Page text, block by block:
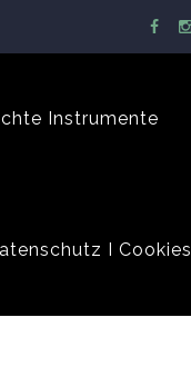
Instrumente
I Cookies